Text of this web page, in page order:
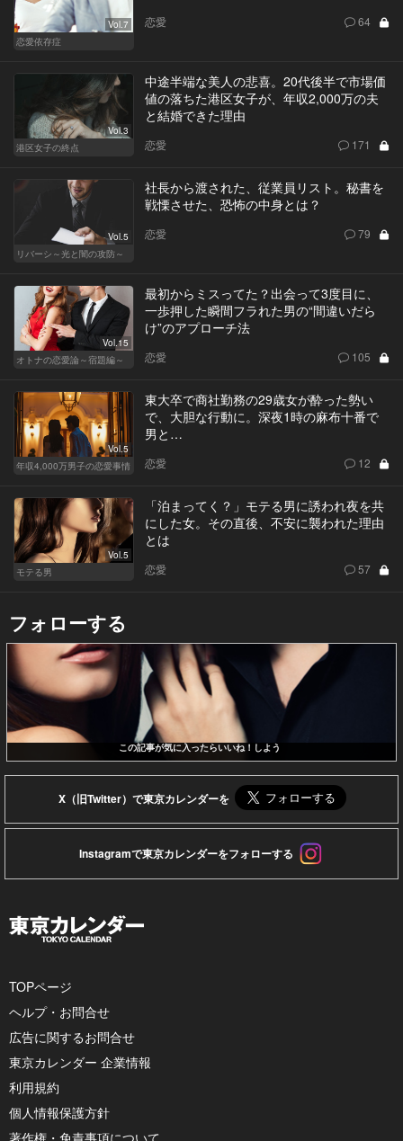
Vol.7
恋愛依存症
恋愛 64
Vol.3
港区女子の終点
中途半端な美人の悲喜。20代後半で市場価
値の落ちた港区女子が、年収2,000万の夫
と結婚できた理由
恋愛 171
Vol.5
リバーシ～光と闇の攻防～
社長から渡された、従業員リスト。秘書を
戦慄させた、恐怖の中身とは？
恋愛 79
Vol.15
オトナの恋愛論～宿題編～
最初からミスってた？出会って3度目に、
一歩押した瞬間フラれた男の“間違いだら
け”のアプローチ法
恋愛 105
Vol.5
年収4,000万男子の恋愛事情
東大卒で商社勤務の29歳女が酔った勢い
で、大胆な行動に。深夜1時の麻布十番で
男と…
恋愛 12
Vol.5
モテる男
「泊まってく？」モテる男に誘われ夜を共
にした女。その直後、不安に襲われた理由
とは
恋愛 57
フォローする
この記事が気に入ったらいいね！しよう
X（旧Twitter）で東京カレンダーを
Instagramで東京カレンダーをフォローする
TOPページ
ヘルプ・お問合せ
広告に関するお問合せ
東京カレンダー 企業情報
利用規約
個人情報保護方針
著作権・免責事項について